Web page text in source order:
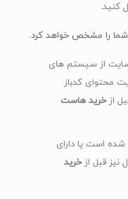
کنید.
را مشخص خواهد کرد.
سایت از سیستم های
محتوای کدباز
ازخرید هاست
شده است یا دارای
نیز قبل ازخرید